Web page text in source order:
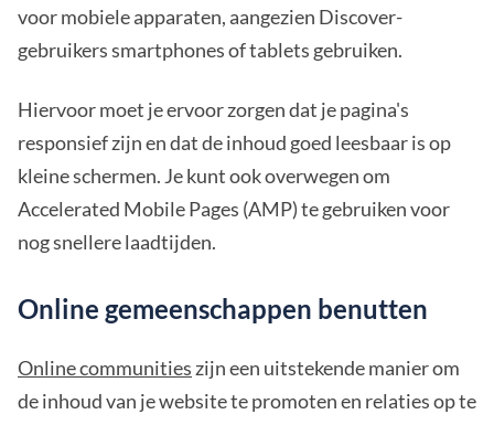
voor mobiele apparaten, aangezien Discover-
gebruikers smartphones of tablets gebruiken.
Hiervoor moet je ervoor zorgen dat je pagina's
responsief zijn en dat de inhoud goed leesbaar is op
kleine schermen. Je kunt ook overwegen om
Accelerated Mobile Pages (AMP) te gebruiken voor
nog snellere laadtijden.
Online gemeenschappen benutten
Online communities zijn een uitstekende manier om
de inhoud van je website te promoten en relaties op te